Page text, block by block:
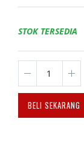
STOK TERSEDIA
BELI SEKARANG